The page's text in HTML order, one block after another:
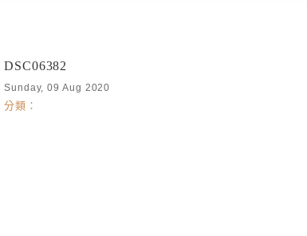
DSC06382
Sunday, 09 Aug 2020
分類：